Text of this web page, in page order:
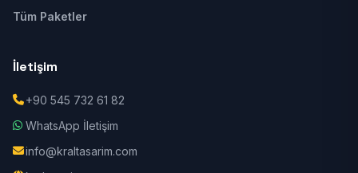
Tüm Paketler
İletişim
+90 545 732 61 82
WhatsApp İletişim
info@kraltasarim.com